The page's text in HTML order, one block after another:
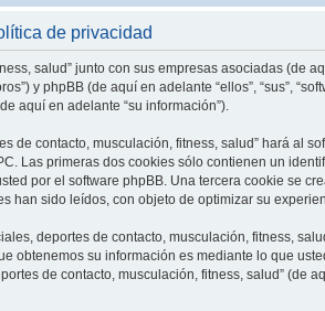
de privacidad
salud” junto con sus empresas asociadas (de
y phpBB (de aquí en adelante “ellos”, “sus”,
aquí en adelante “su información”).
contacto, musculación, fitness, salud” hará al
Las primeras dos cookies sólo contienen un
por el software phpBB. Una tercera cookie se
han sido leídos, con objeto de optimizar su
deportes de contacto, musculación, fitness,
su información es mediante lo que
de contacto, musculación, fitness, salud” (de